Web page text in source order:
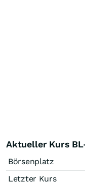
Aktueller Kurs
Börsenplatz
Letzter Kurs